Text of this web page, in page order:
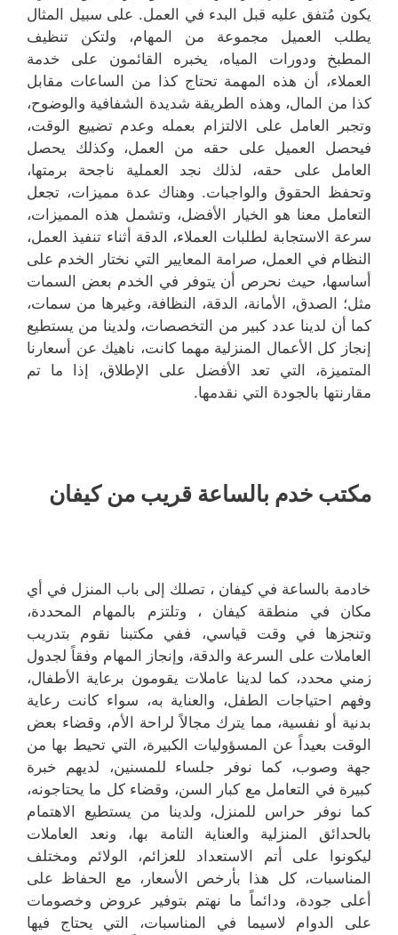
يكون مُتفق عليه قبل البدء في العمل. على سبيل المثال
يطلب العميل مجموعة من المهام، ولتكن تنظيف
المطبخ ودورات المياه، يخبره القائمون على خدمة
العملاء، أن هذه المهمة تحتاج كذا من الساعات مقابل
كذا من المال، وهذه الطريقة شديدة الشفافية والوضوح،
وتجبر العامل على الالتزام بعمله وعدم تضييع الوقت،
فيحصل العميل على حقه من العمل، وكذلك يحصل
العامل على حقه، لذلك نجد العملية ناجحة برمتها،
وتحفظ الحقوق والواجبات. وهناك عدة مميزات، تجعل
التعامل معنا هو الخيار الأفضل، وتشمل هذه المميزات،
سرعة الاستجابة لطلبات العملاء، الدقة أثناء تنفيذ العمل،
النظام في العمل، صرامة المعايير التي نختار الخدم على
أساسها، حيث نحرص أن يتوفر في الخدم بعض السمات
مثل؛ الصدق، الأمانة، الدقة، النظافة، وغيرها من سمات،
كما أن لدينا عدد كبير من التخصصات، ولدينا من يستطيع
إنجاز كل الأعمال المنزلية مهما كانت، ناهيك عن أسعارنا
المتميزة، التي تعد الأفضل على الإطلاق، إذا ما تم
مقارنتها بالجودة التي نقدمها.
مكتب خدم بالساعة قريب من كيفان
خادمة بالساعة في كيفان ، تصلك إلى باب المنزل في أي
مكان في منطقة كيفان ، وتلتزم بالمهام المحددة،
وتنجزها في وقت قياسي، ففي مكتبنا نقوم بتدريب
العاملات على السرعة والدقة، وإنجاز المهام وفقاً لجدول
زمني محدد، كما لدينا عاملات يقومون برعاية الأطفال،
وفهم احتياجات الطفل، والعناية به، سواء كانت رعاية
بدنية أو نفسية، مما يترك مجالاً لراحة الأم، وقضاء بعض
الوقت بعيداً عن المسؤوليات الكبيرة، التي تحيط بها من
جهة وصوب، كما نوفر جلساء للمسنين، لديهم خبرة
كبيرة في التعامل مع كبار السن، وقضاء كل ما يحتاجونه،
كما نوفر حراس للمنزل، ولدينا من يستطيع الاهتمام
بالحدائق المنزلية والعناية التامة بها، ونعد العاملات
ليكونوا على أتم الاستعداد للعزائم، الولائم ومختلف
المناسبات، كل هذا بأرخص الأسعار، مع الحفاظ على
أعلى جودة، ودائماً ما نهتم بتوفير عروض وخصومات
على الدوام لاسيما في المناسبات، التي يحتاج فيها